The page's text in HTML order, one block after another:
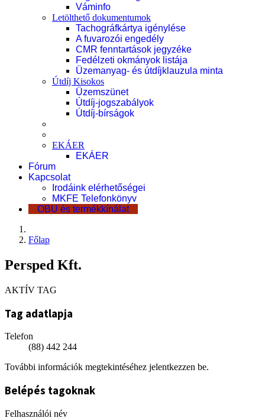
Váminfo
Letölthető dokumentumok
Tachográfkártya igénylése
A fuvarozói engedély
CMR fenntartások jegyzéke
Fedélzeti okmányok listája
Üzemanyag- és útdíjklauzula minta
Útdíj Kisokos
Üzemszünet
Útdíj-jogszabályok
Útdíj-bírságok
EKÁER
EKÁER
Fórum
Kapcsolat
Irodáink elérhetőségei
MKFE Telefonkönyv
OBU és termékkínálat
Főlap
Persped Kft.
AKTÍV TAG
Tag adatlapja
Telefon
(88) 442 244
További információk megtekintéséhez jelentkezzen be.
Belépés tagoknak
Felhasználói név